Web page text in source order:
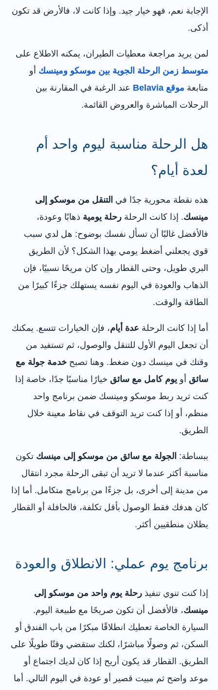
الإجابة نعم، فهو خيار جيد. وإذا كانت لا، فالأرض قد تكون
أذكى.
لمن يريد مراجعة معطيات الطيران، يمكنه الاطلاع على
متوسط زمن الرحلة الجوية بين موسكو ومينسك أو
متابعة موقع Belavia
عند الرغبة في المقارنة بين
الرحلات المباشرة والعروض القائمة.
هل الرحلة مناسبة ليوم واحد أم
لعدة أيام؟
هذه نقطة محورية جدًا في التنقل من موسكو إلى
مينسك. إذا كانت الرحلة رحلة يومية ذهابًا وعودة،
فالأفضل غالبًا أن تسأل نفسك بوضوح: هل لدي سبب
قوي يجعلني أضغط يومي بهذا الشكل؟ لأن الطريق
البري طويل، وحتى القطار وإن كان مريحًا نسبيًا، فإن
الذهاب والعودة في اليوم نفسه يستهلك جزءًا كبيرًا من
الطاقة والوقت.
أما إذا كانت الرحلة عدة أيام، فإن الخيارات تتسع. يمكنك
أن تجعل اليوم الأول للتنقل والوصول، ثم تستفيد من
وقتك في مينسك دون ضغط. وهنا تصبح خدمة جولة مع
سائق أو يوم كامل مع سائق خيارًا مناسبًا جدًا، خاصة إذا
كنت تريد ربط موسكو ومينسك ضمن برنامج واحد
منظم، أو إذا كنت تريد التوقف في نقاط معينة خلال
الطريق.
ببساطة: الجولة مع سائق من موسكو إلى مينسك تكون
مناسبة أكثر عندما لا تريد أن تبقى الرحلة مجرد انتقال
من مدينة إلى أخرى، بل جزءًا من برنامج متكامل. أما إذا
كان هدفك فقط الوصول بأقل تكلفة، فالحافلة أو القطار
يظلان منطقيين أكثر.
برنامج يوم عملي: الانطلاق والعودة
إذا كنت تنوي تنفيذ رحلة يوم واحد من موسكو إلى
مينسك، فالأفضل أن تكون صريحًا مع طبيعة اليوم.
السيارة الخاصة تعطيك انطلاقًا مبكرًا من باب الفندق أو
السكن، ثم وصولًا مباشرًا، لكنك ستقضي وقتًا طويلًا على
الطريق. القطار قد يكون أريح إذا كان لديك اجتماع أو
موعد واضح ثم مبيت قصير أو عودة في اليوم التالي. أما